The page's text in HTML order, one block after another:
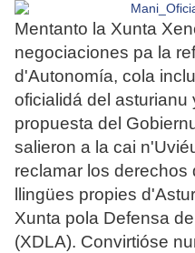
Mentanto la Xunta
negociaciones pa la
d'Autonomía, cola
oficialidá del asturianu
propuesta del
salieron a la cai
reclamar los derechos
llingües propies
Xunta pola Defensa
(XDLA). Convirtióse